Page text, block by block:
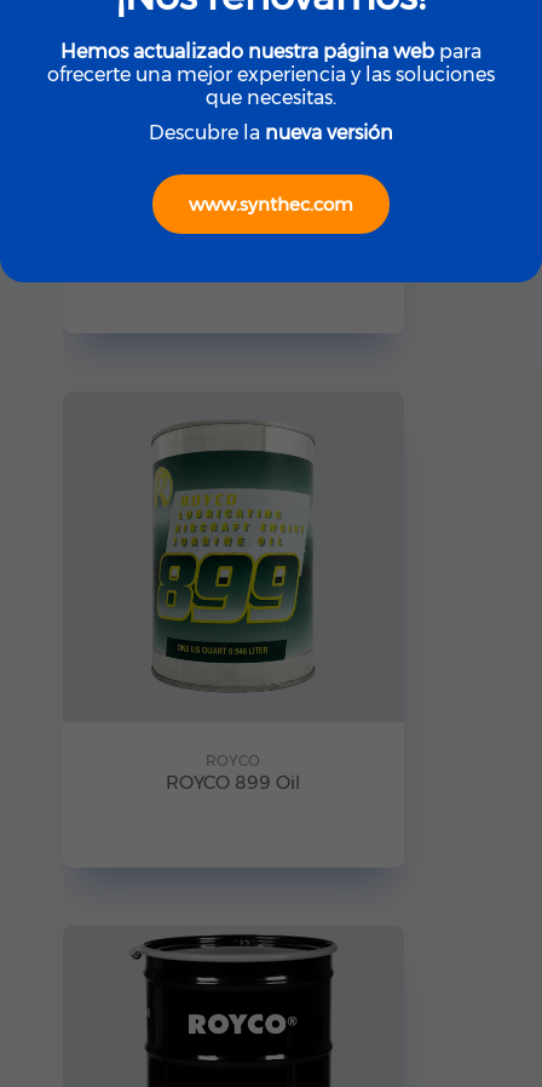
ROYCO
ROYCO 899 Oil
Hemos actualizado nuestra página web para
ofrecerte una mejor experiencia y las soluciones
que necesitas.
Descubre la nueva versión
www.synthec.com